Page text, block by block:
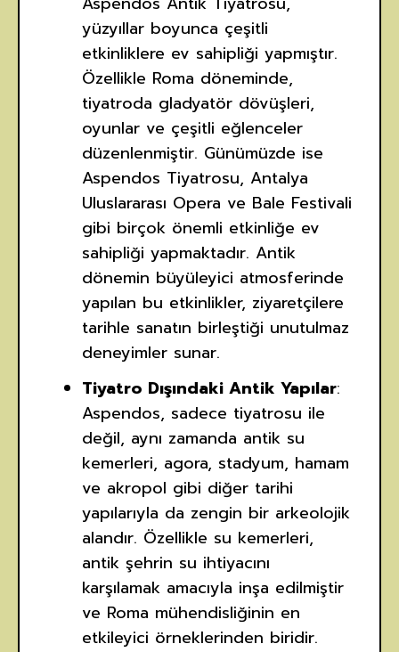
yüzyıllar boyunca çeşitli
etkinliklere ev sahipliği yapmıştır.
Özellikle Roma döneminde,
tiyatroda gladyatör dövüşleri,
oyunlar ve çeşitli eğlenceler
düzenlenmiştir. Günümüzde ise
Aspendos Tiyatrosu, Antalya
Uluslararası Opera ve Bale Festivali
gibi birçok önemli etkinliğe ev
sahipliği yapmaktadır. Antik
dönemin büyüleyici atmosferinde
yapılan bu etkinlikler, ziyaretçilere
tarihle sanatın birleştiği unutulmaz
deneyimler sunar.
Tiyatro Dışındaki Antik Yapılar:
Aspendos, sadece tiyatrosu ile
değil, aynı zamanda antik su
kemerleri, agora, stadyum, hamam
ve akropol gibi diğer tarihi
yapılarıyla da zengin bir arkeolojik
alandır. Özellikle su kemerleri,
antik şehrin su ihtiyacını
karşılamak amacıyla inşa edilmiştir
ve Roma mühendisliğinin en
etkileyici örneklerinden biridir.